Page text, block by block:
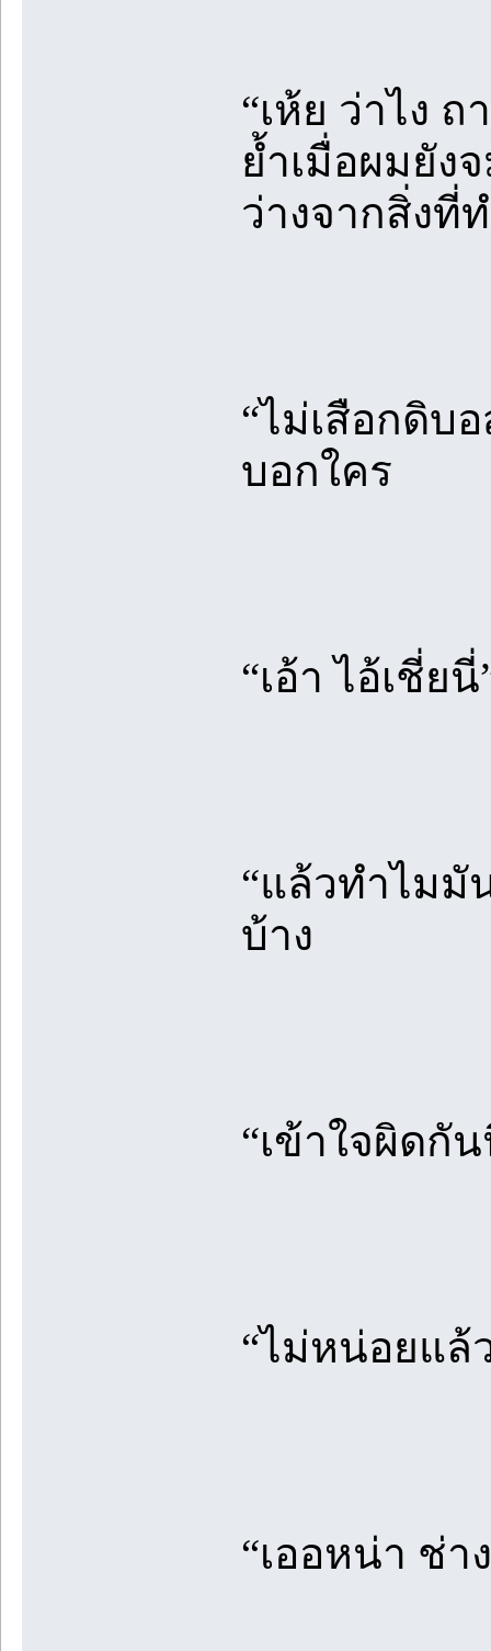
“เห้ย ว่าไง
ย้ำเมื่อผมยัง
ว่างจากสิ่งที่
“ไม่เสือกดิบ
บอกใคร
“เอ้า ไอ้เชี่ย
“แล้วทำไมมั
บ้าง
“เข้าใจผิดกั
“ไม่หน่อยแล้
“เออหน่า ช่